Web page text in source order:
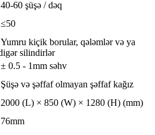
40-60 şüşə / dəq
≤50
Yumru kiçik borular, qələmlər və ya
silindirlər
± 0.5 - 1mm səhv
Şüşə və şəffaf olmayan şəffaf kağız
2000 (L) × 850 (W) × 1280 (H) (mm)
76mm